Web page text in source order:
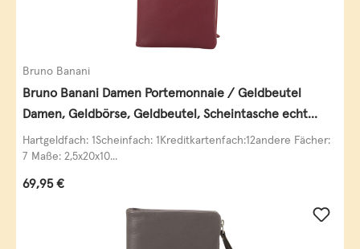
Bruno Banani
Bruno Banani Damen Portemonnaie / Geldbeutel
Damen, Geldbörse, Geldbeutel, Scheintasche echt
Leder
Hartgeldfach: 1Scheinfach: 1Kreditkartenfach:12andere Fächer:
7 Maße: 2,5x20x10...
Regulärer Preis:
69,95 €